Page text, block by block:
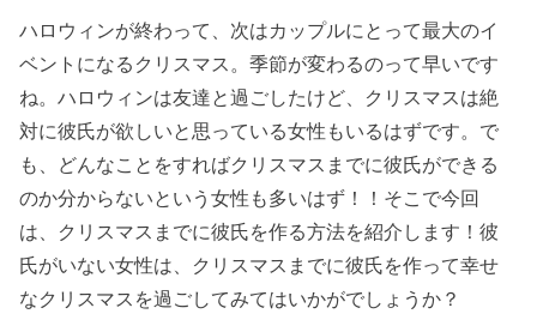
› ０１、どうし
て彼氏ができ
ないのか自己
分析してみる
› ０２、ダイエ
ットをして痩
せてみる
› ０３、ヘアス
ハロウィンが終わって、次はカップルにとって最大のイ
ベントになるクリスマス。季節が変わるのって早いです
ね。ハロウィンは友達と過ごしたけど、クリスマスは絶
対に彼氏が欲しいと思っている女性もいるはずです。で
も、どんなことをすればクリスマスまでに彼氏ができる
のか分からないという女性も多いはず！！そこで今回
は、クリスマスまでに彼氏を作る方法を紹介します！彼
氏がいない女性は、クリスマスまでに彼氏を作って幸せ
なクリスマスを過ごしてみてはいかがでしょうか？